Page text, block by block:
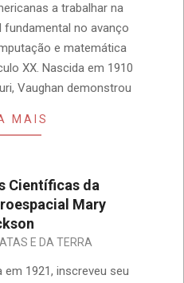
a trabalhar na
fundamental no avanço
e matemática
XX. Nascida em 1910
Vaughan demonstrou
MAIS
Científicas da
Mary
E DA TERRA
1921, inscreveu seu